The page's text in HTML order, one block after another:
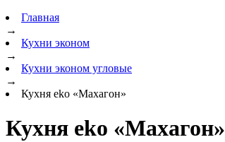
Главная
→
Кухни эконом
→
Кухни эконом угловые
→
Кухня eko «Махагон»
Кухня eko «Махагон»